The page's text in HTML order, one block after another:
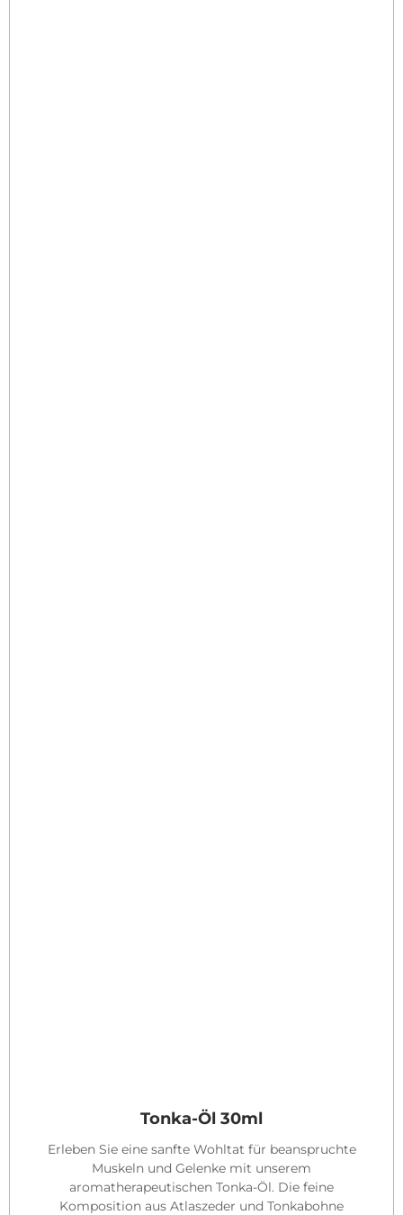
Tonka-Öl 30ml
Erleben Sie eine sanfte Wohltat für beanspruchte
Muskeln und Gelenke mit unserem
aromatherapeutischen Tonka-Öl. Die feine
Komposition aus Atlaszeder und Tonkabohne